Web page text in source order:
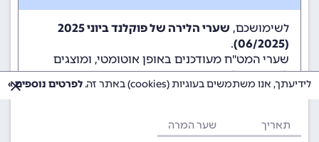
לשימושכם,
שערי הלירה של פוקלנד ביוני 2025
(06/2025)
.
שערי המט"ח מעודכנים באופן אוטומטי, ומוצגים
לשימוש גולשי ומשתמשי האתר.
תאריך שער המרה
לידיעתך, אנו משתמשים בעוגיות (cookies) באתר זה. לפרטים נוספים »